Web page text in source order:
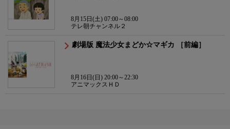
8月15日(土) 07:00～08:00
テレ朝チャンネル２
劇場版 魔法少女まどか☆マギカ ［前編］
8月16日(日) 20:00～22:30
アニマックスＨＤ